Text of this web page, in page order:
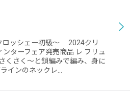
ロッシェー初級〜 2024クリ
ンターフェア発売商品 レ フリュ
くさく〜と鎖編みで編み、身に
インのネックレ…